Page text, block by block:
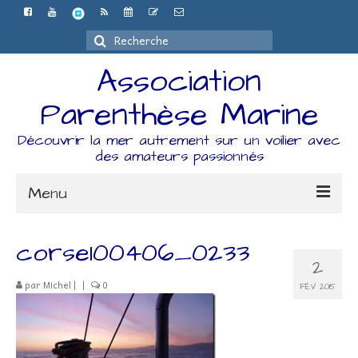
Rechercher
:
Association
Parenthèse Marine
Découvrir la mer autrement sur un voilier avec
des amateurs passionnés
Menu
Espace Adhérents
Organisation
2
FÉV 2015
corse100406_0233
par Michel | | 0